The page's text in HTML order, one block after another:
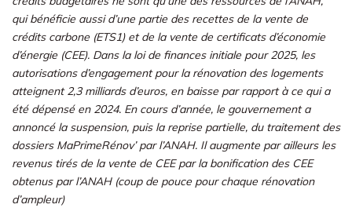
qui bénéficie aussi d’une partie des recettes de la vente de
crédits carbone (ETS1) et de la vente de certificats d’économie
d’énergie (CEE). Dans la loi de finances initiale pour 2025, les
autorisations d’engagement pour la rénovation des logements
atteignent 2,3 milliards d’euros, en baisse par rapport à ce qui a
été dépensé en 2024. En cours d’année, le gouvernement a
annoncé la suspension, puis la reprise partielle, du traitement des
dossiers MaPrimeRénov’ par l’ANAH. Il augmente par ailleurs les
revenus tirés de la vente de CEE par la bonification des CEE
obtenus par l’ANAH (coup de pouce pour chaque rénovation
d’ampleur)